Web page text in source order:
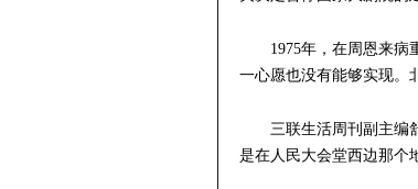
1975年，在周恩来
一心愿也没有能够实现。
三联生活周刊副主编
是在人民大会堂西边那个